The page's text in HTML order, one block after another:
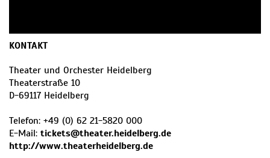
KONTAKT
Theater und Orchester Heidelberg
Theaterstraße 10
D-69117 Heidelberg
Telefon: +49 (0) 62 21-5820 000
E-Mail: tickets@theater.heidelberg.de
http://www.theaterheidelberg.de